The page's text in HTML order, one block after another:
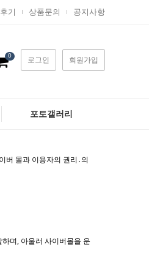
기 상품문의 공지사항
0
로그인 회원가입
포토갤러리
버 몰과 이용자의 권리․의
며, 아울러 사이버몰을 운